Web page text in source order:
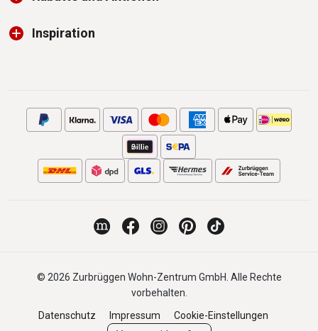
Inspiration
© 2026 Zurbrüggen Wohn-Zentrum GmbH. Alle Rechte
vorbehalten.
Datenschutz
Impressum
Cookie-Einstellungen